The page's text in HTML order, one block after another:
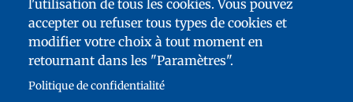
FOOTER
MENUPLAN DU SITE
ACCESSIBILITÉ : NON CONFORME
TÉLÉCHARGEMENTS
l'utilisation de tous les cookies. Vous pouvez
accepter ou refuser tous types de cookies et
modifier votre choix à tout moment en
retournant dans les "Paramètres".
Politique de confidentialité